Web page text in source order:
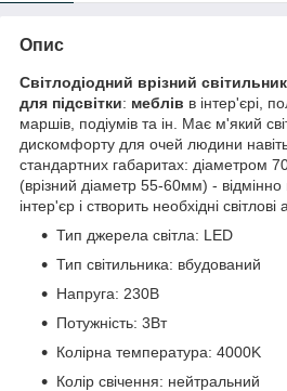
Опис
Світлодіодний врізний
для підсвітки: меблів в інтер'єрі,
маршів, подіумів та ін. Має м'який
дискомфорту для очей людини
стандартних габаритах: діаметром
(врізний діаметр 55-60мм) -
інтер'єр і створить необхідні світлові
Тип джерела світла: LED
Тип світильника: вбудований
Напруга: 230В
Потужність: 3Вт
Колірна температура: 4000K
Колір свічення: нейтральний